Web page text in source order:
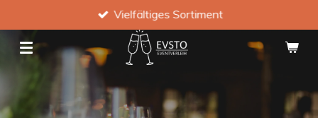
Hauptinhalt
springen
Vielfältiges Sortiment